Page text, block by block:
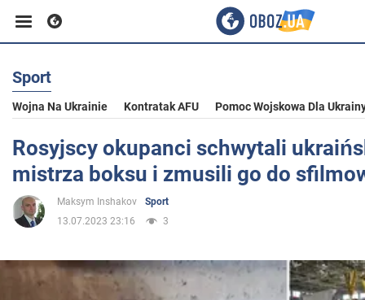
Biznes
Sport
Rozrywka
Sport
Wojna Na Ukrainie Kontratak AFU Pomoc Wojskowa Dla
Rosyjscy okupanci schwytali
mistrza boksu i zmusili go do
Maksym Inshakov
Sport
13.07.2023 23:16
3